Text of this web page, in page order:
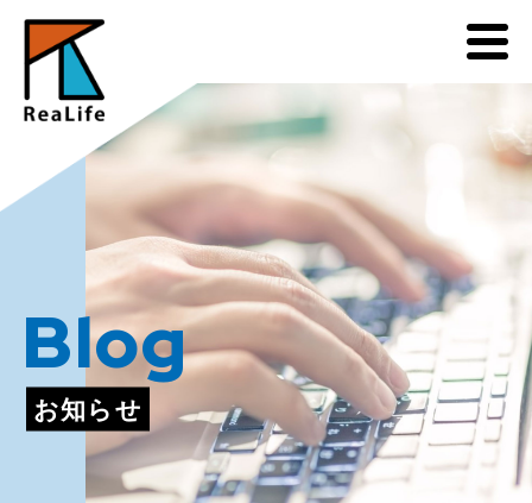
Blog
お知らせ